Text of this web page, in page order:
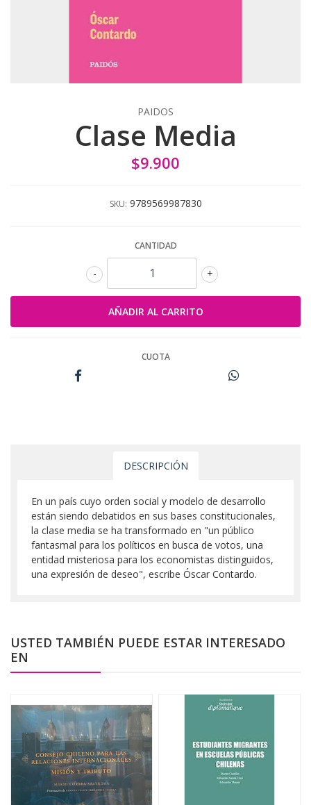
PAIDOS
Clase Media
$9.900
SKU: 9789569987830
CANTIDAD
+
-
CUOTA
DESCRIPCIÓN
En un país cuyo orden social y modelo de desarrollo
están siendo debatidos en sus bases constitucionales,
la clase media se ha transformado en "un público
fantasmal para los políticos en busca de votos, una
entidad misteriosa para los economistas distinguidos,
una expresión de deseo", escribe Óscar Contardo.
USTED TAMBIÉN PUEDE ESTAR INTERESADO
EN